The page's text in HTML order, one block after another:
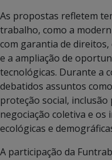
As propostas refletem
trabalho, como a
com garantia de
e a ampliação de
tecnológicas. Durante a
debatidos assuntos
proteção social,
negociação coletiva e os
ecológicas e
A participação da